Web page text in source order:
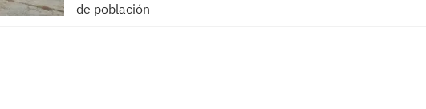
de población